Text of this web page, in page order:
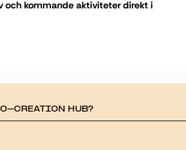
och kommande aktiviteter direkt i
CREATION HUB?